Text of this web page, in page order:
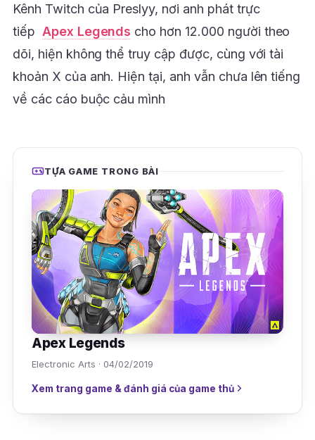
Kênh Twitch của Preslyy, nơi anh phát trực
tiếp Apex Legends cho hơn 12.000 người theo
dõi, hiện không thể truy cập được, cùng với tài
khoản X của anh. Hiện tại, anh vẫn chưa lên tiếng
về các cáo buộc cảu mình
TỰA GAME TRONG BÀI
Apex Legends
Electronic Arts · 04/02/2019
Xem trang game & đánh giá của game thủ